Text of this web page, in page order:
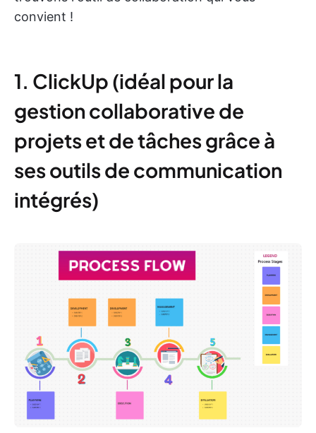
convient !
1. ClickUp (idéal pour la
gestion collaborative de
projets et de tâches grâce à
ses outils de communication
intégrés)